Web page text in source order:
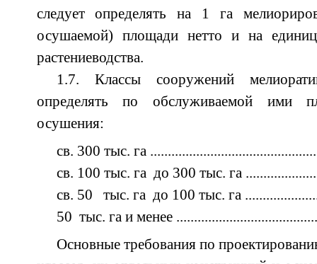
следует определять на 1 га
осушаемой) площади нетто и на
растениеводства.
1.7. Классы сооружений
определять по обслуживаемой ими
осушения:
св. 300 тыс. га
св. 100 тыс. га до 300 тыс. га
св. 50 тыс. га до 100 тыс. га
50 тыс. га и менее
Основные требования по